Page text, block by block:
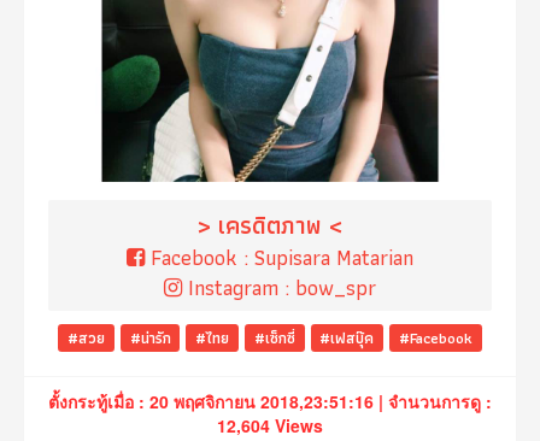
> เครดิตภาพ <
Facebook :Supisara Matarian
Instagram : bow_spr
#สวย #น่ารัก #ไทย #เซ็กซี่ #เฟสบุ๊ค #Facebook
ตั้งกระทู้เมื่อ : 20 พฤศจิกายน 2018,23:51:16 | จำนวนการดู :
12,604 Views